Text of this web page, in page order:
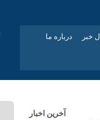
خبر درباره ما
آخرین اخبار